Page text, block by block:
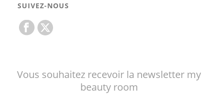
SUIVEZ-NOUS
Vous souhaitez recevoir la newsletter my
beauty room